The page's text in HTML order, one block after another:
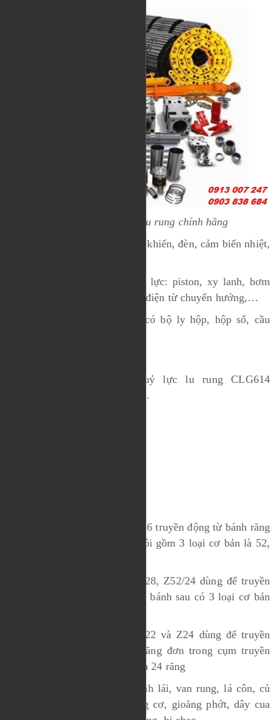
Các chi tiết phụ tùng lu rung chính hãng
- Hệ thống điện gồm bảng điều khiển, đèn, cảm biến nhiệt,
- Hệ thống động cơ bơm thủy lực: piston, xy lanh, bơm
rung, bơm lái, mô tơ rung, van điện từ chuyển hướng,…
- Hệ thống truyền động gồm có bộ ly hộp, hộp số, cầu
+ Mô tơ rung và bơm thuỷ lực lu rung CLG614
(LiuGong), XS142J (XCMG),…
+ Bánh răng đơn Z54, Z52 , Z56 truyền động từ bánh răng
đầu ra hộp số đến bánh răng đôi gồm 3 loại cơ bản là 52,
+ Bánh răng đôi Z54/26, Z52/28, Z52/24 dùng để truyền
động từ bánh răng đơn đến hai bánh sau có 3 loại cơ bản
+ Bánh răng đầu ra hộp số Z22 và Z24 dùng để truyền
động từ hộp số ra bên bánh răng đơn trong cụm truyền
động bên có 2 loại là 22 răng và 24 răng
+ Ngoài ra còn có, xi lanh bánh lái, van rung, lá côn, củ
đề, bộ giải nhiệt làm mát động cơ, gioăng phớt, dây cua